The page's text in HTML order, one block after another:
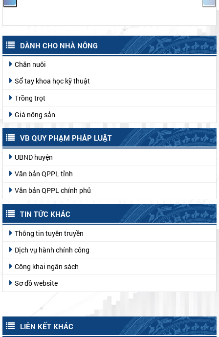
DÀNH CHO NHÀ NÔNG
Chăn nuôi
Sổ tay khoa học kỹ thuật
Trồng trọt
Giá nông sản
VB QUY PHẠM PHÁP LUẬT
UBND huyện
Văn bản QPPL tỉnh
Văn bản QPPL chính phủ
TIN TỨC KHÁC
Thông tin tuyên truyền
Dịch vụ hành chính công
Công khai ngân sách
Sơ đồ website
LIÊN KẾT KHÁC